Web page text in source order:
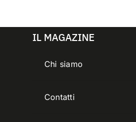
IL MAGAZINE
Chi siamo
Contatti